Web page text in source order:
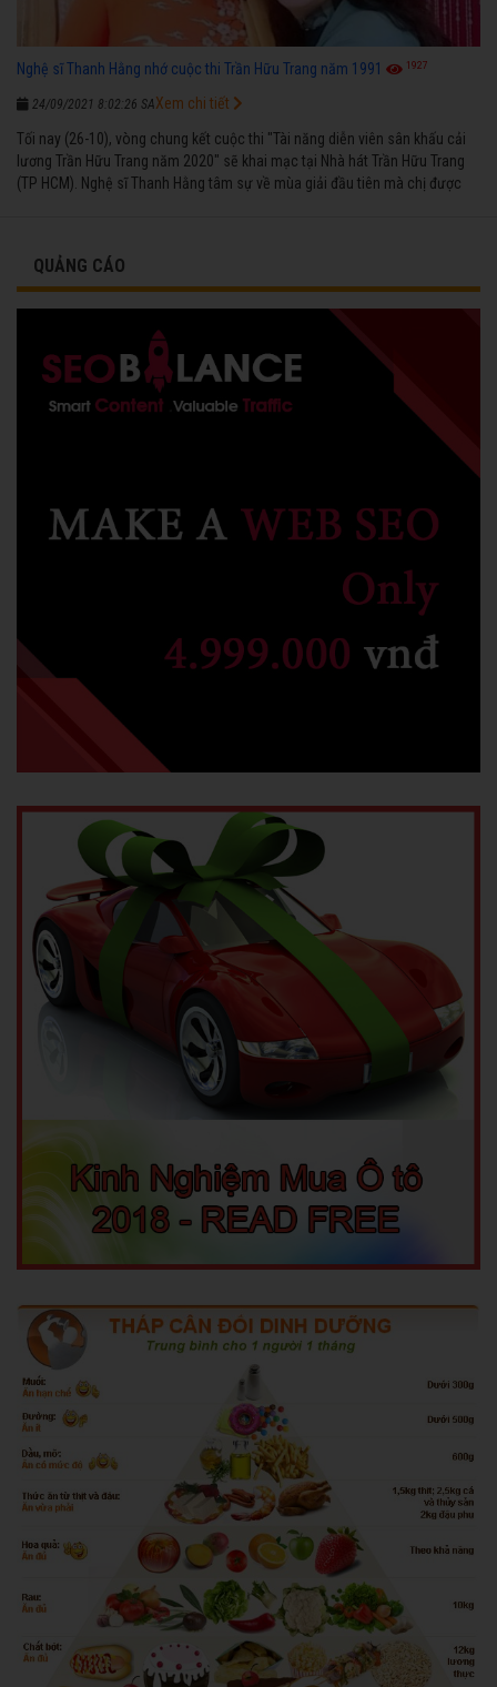
Nghệ sĩ Thanh Hằng nhớ cuộc thi Trần Hữu Trang năm 1991 1927
24/09/2021 8:02:26 SA
Tối nay (26-10), vòng chung kết cuộc thi "Tài năng diễn viên sân khấu cải
lương Trần Hữu Trang năm 2020" sẽ khai mạc tại Nhà hát Trần Hữu Trang
(TP HCM). Nghệ sĩ Thanh Hằng tâm sự về mùa giải đầu tiên mà chị được
Xem chi tiết
QUẢNG CÁO